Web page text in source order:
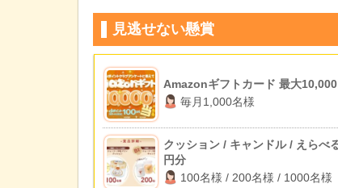
見逃せない懸賞
Amazonギフトカード 最大
毎月1,000名様
クッション / キャンドル / えらべ
円分
100名様 / 200名様 / 1000名様